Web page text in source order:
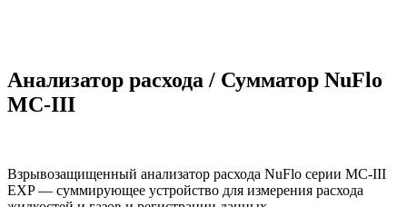
Анализатор расхода / Сумматор NuFlo
MC-III
Взрывозащищенный анализатор расхода NuFlo серии MC-III
EXP — суммирующее устройство для измерения расхода